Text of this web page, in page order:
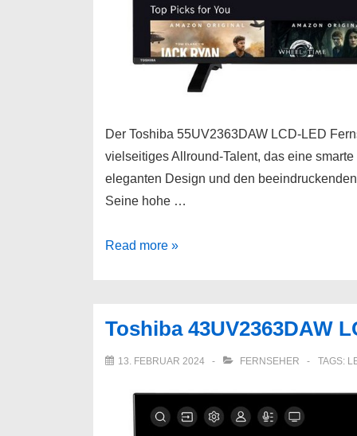
Der Toshiba 55UV2363DAW LCD-LED
vielseitiges Allround-Talent, das eine
eleganten Design und den
Seine hohe …
Toshiba
Fernseher
139
Read more »
Toshiba 43UV2363DAW
13. FEBRUAR 2024 FERNSEHER TAGS: